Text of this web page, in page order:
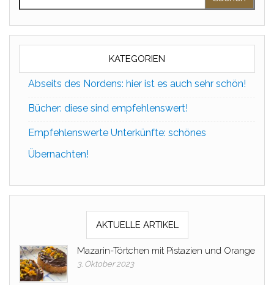
KATEGORIEN
Abseits des Nordens: hier ist es auch sehr schön!
Bücher: diese sind empfehlenswert!
Empfehlenswerte Unterkünfte: schönes
Übernachten!
AKTUELLE ARTIKEL
Mazarin-Törtchen mit Pistazien und Orange
3. Oktober 2023